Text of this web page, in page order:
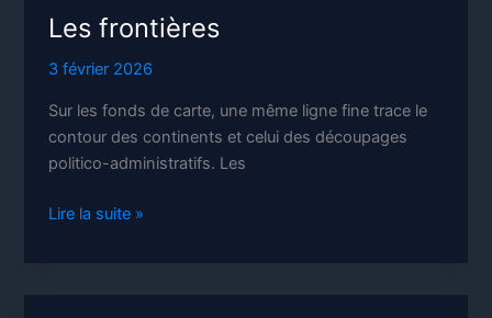
Les frontières
3 février 2026
Sur les fonds de carte, une même ligne fine trace le
contour des continents et celui des découpages
politico-administratifs. Les
Les
Lire la suite »